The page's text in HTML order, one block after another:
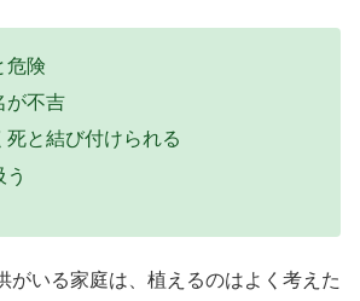
危険
が不吉
死と結び付けられる
う
がいる家庭は、植えるのはよく考えた